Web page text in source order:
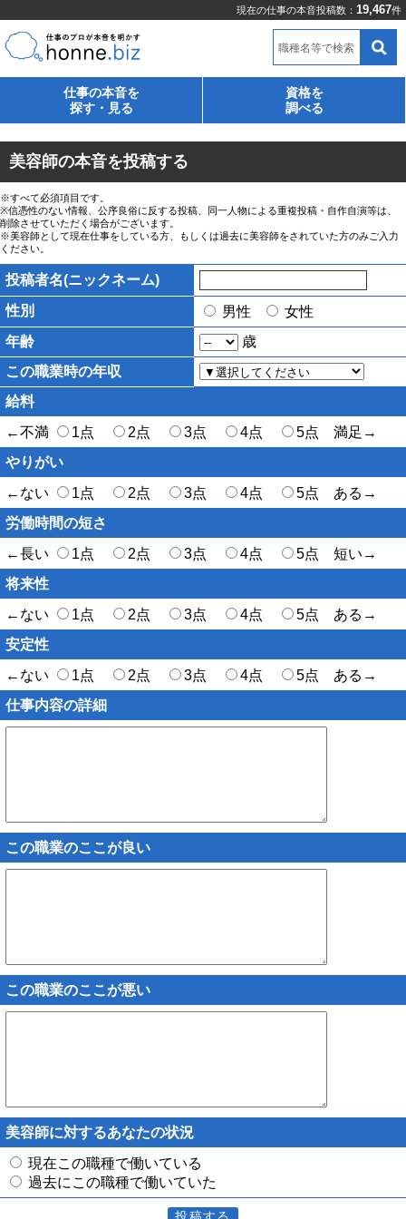
現在の仕事の本音投稿数： 19,467件
職種名等で検索
仕事の本音を
探す・見る
資格を
調べる
美容師の本音を投稿する
※すべて必須項目です。
※信憑性のない情報、公序良俗に反する投稿、同一人物による重複投稿・自作自演等は、
削除させていただく場合がございます。
※美容師として現在仕事をしている方、もしくは過去に美容師をされていた方のみご入力
ください。
投稿者名(ニックネーム)
性別
男性
女性
年齢
歳
この職業時の年収
給料
←不満
1点 2点 3点 4点
5点 満足→
やりがい
←ない
1点 2点 3点 4点
5点 ある→
労働時間の短さ
←長い
1点 2点 3点 4点
5点 短い→
将来性
←ない
1点 2点 3点 4点
5点 ある→
安定性
←ない
1点 2点 3点 4点
5点 ある→
仕事内容の詳細
この職業のここが良い
この職業のここが悪い
美容師に対するあなたの状況
現在この職種で働いている
過去にこの職種で働いていた